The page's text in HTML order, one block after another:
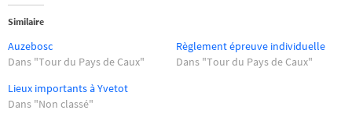
Similaire
Auzebosc
Dans "Tour du Pays de Caux"
Règlement épreuve individuelle
Dans "Tour du Pays de Caux"
Lieux importants à Yvetot
Dans "Non classé"